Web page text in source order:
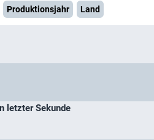
Produktionsjahr Land
letzter Sekunde